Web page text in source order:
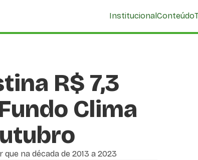
InstitucionalConteúdo
R$ 7,3
Clima
na década de 2013 a 2023